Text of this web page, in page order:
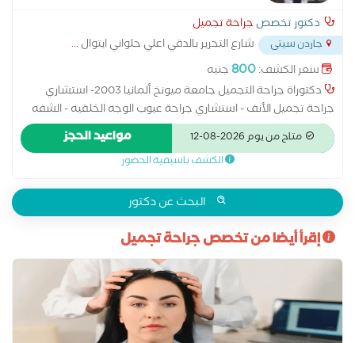
دكتور تخصص جراحة تجميل
جاردن سيتى شارع التحرير بالدقي اعلي حلواني ايتوال...
سعر الكشف:800جنيه
دكتوراة جراحة التجميل جامعة ميونخ ألمانيا 2003- استشاري
جراحة تجميل الأنف - استشاري جراحة عيوب الوجه الخلقيه - الشفه
الأرنبية و شق سقف الحلق - جراحات تنسيق القوام - شد الجفون -
تكبير و تصغير الثدي - شفط الدهون
متاح من يوم 2026-08-12 مواعيد الحجز
الكشف باسبقية الحضور
البحث عن دكتور
إقرأ أيضا من تخصص جراحة تجميل